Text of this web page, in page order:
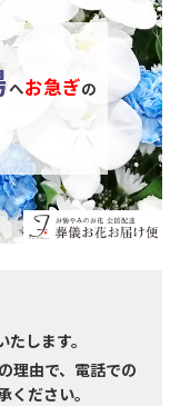
へお急ぎの
します。
理由で、電話での
ださい。